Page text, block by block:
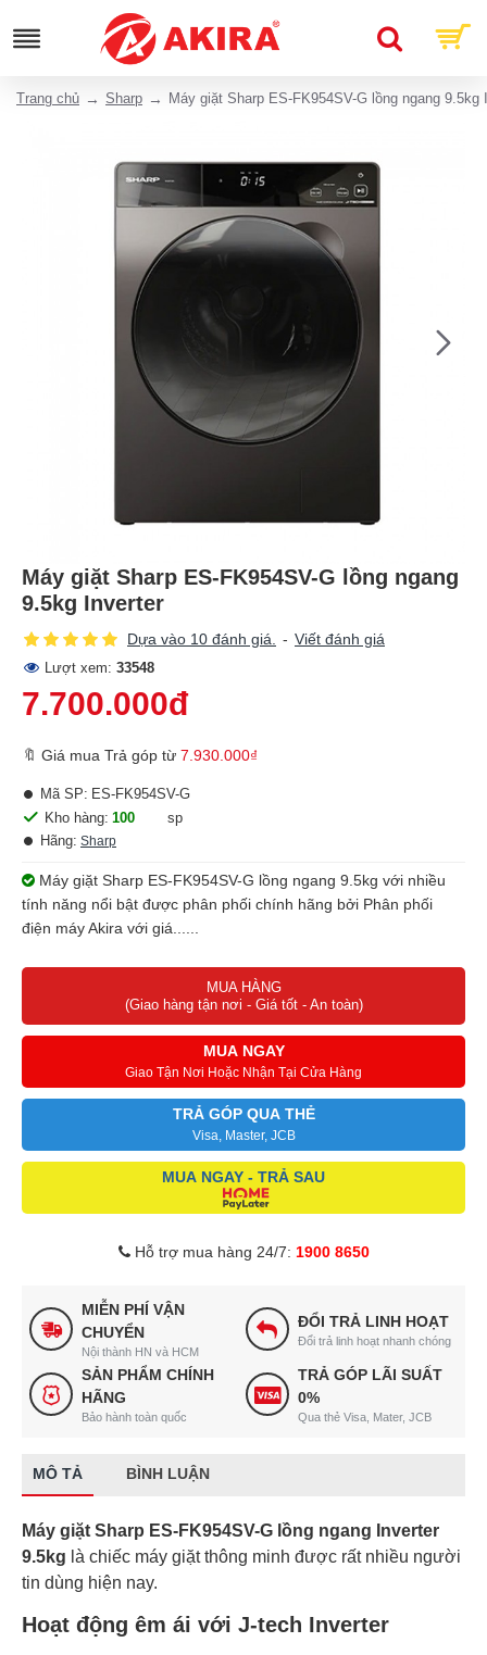
Trang chủ Sharp Máy giặt Sharp ES-FK954SV-G lồng ngang 9.5kg
Máy giặt Sharp ES-FK954SV-G lồng ngang
9.5kg Inverter
Dựa vào 10 đánh giá. - Viết đánh giá
Lượt xem: 33548
7.700.000đ
🔖 Giá mua Trả góp từ 7.930.000₫
Kho hàng: 100
sp
Hãng: Sharp
Mã SP: ES-FK954SV-G
Máy giặt Sharp ES-FK954SV-G lồng ngang 9.5kg với nhiều
tính năng nổi bật được phân phối chính hãng bởi Phân phối
điện máy Akira với giá......
MUA HÀNG
(Giao hàng tận nơi - Giá tốt - An toàn)
MUA NGAY
Giao Tận Nơi Hoặc Nhận Tại Cửa Hàng
TRẢ GÓP QUA THẺ
Visa, Master, JCB
MUA NGAY - TRẢ SAU
Hỗ trợ mua hàng 24/7: 1900 8650
MIỄN PHÍ VẬN
CHUYỂN
Nội thành HN và HCM
ĐỔI TRẢ LINH HOẠT
Đổi trả linh hoạt nhanh chóng
SẢN PHẨM CHÍNH
HÃNG
Bảo hành toàn quốc
TRẢ GÓP LÃI SUẤT
0%
Qua thẻ Visa, Mater, JCB
MÔ TẢ BÌNH LUẬN
Máy giặt Sharp ES-FK954SV-G lồng ngang Inverter
9.5kg là chiếc máy giặt thông minh được rất nhiều người
tin dùng hiện nay.
Hoạt động êm ái với J-tech Inverter